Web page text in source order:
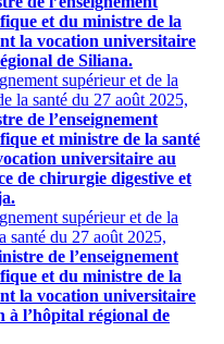
et du ministre de la
la vocation universitaire
de Siliana.
supérieur et de la
la santé du 27 août 2025,
de l’enseignement
et ministre de la santé
universitaire au
de chirurgie digestive et
supérieur et de la
santé du 27 août 2025,
de l’enseignement
et du ministre de la
la vocation universitaire
à l’hôpital régional de